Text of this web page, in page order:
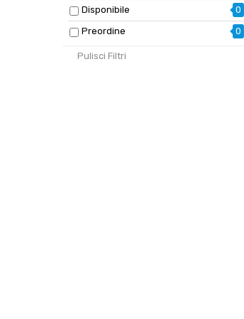
Disponibile
0
Preordine
0
Pulisci Filtri